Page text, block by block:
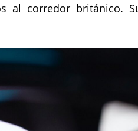
al corredor británico.